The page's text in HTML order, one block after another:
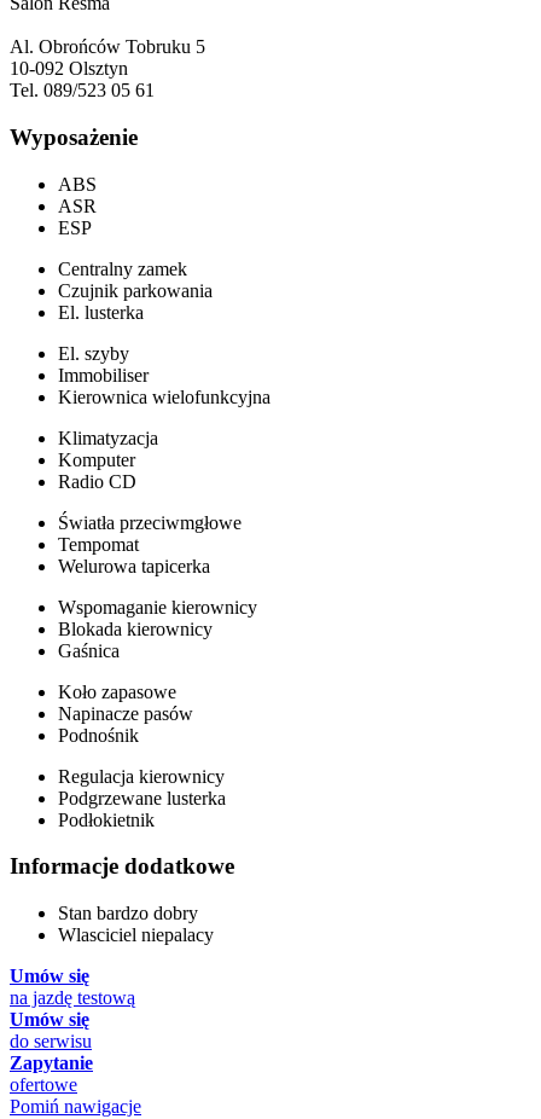
Al. Obrońców Tobruku 5
10-092 Olsztyn
Tel. 089/523 05 61
Wyposażenie
ABS
ASR
ESP
Centralny zamek
Czujnik parkowania
El. lusterka
El. szyby
Immobiliser
Kierownica wielofunkcyjna
Klimatyzacja
Komputer
Radio CD
Światła przeciwmgłowe
Tempomat
Welurowa tapicerka
Wspomaganie kierownicy
Blokada kierownicy
Gaśnica
Koło zapasowe
Napinacze pasów
Podnośnik
Regulacja kierownicy
Podgrzewane lusterka
Podłokietnik
Informacje dodatkowe
Stan bardzo dobry
Wlasciciel niepalacy
Umów się
na jazdę testową
Umów się
do serwisu
Zapytanie
ofertowe
Pomiń nawigacje